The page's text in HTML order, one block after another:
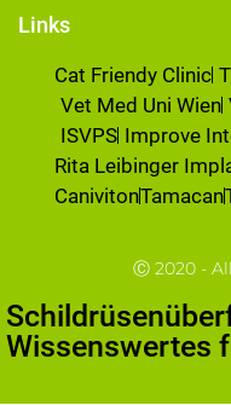
Links
Cat Friendy Clinic
Vet Med Uni Wien
ISVPS Improve
Rita Leibinger
CanivitonTamacan
Ⓒ 2020 -
Wissenswertes